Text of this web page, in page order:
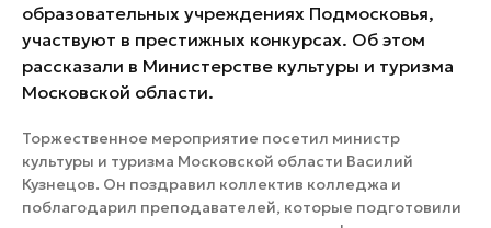
образовательных учреждениях Подмосковья,
участвуют в престижных конкурсах. Об этом
рассказали в Министерстве культуры и туризма
Московской области.
Торжественное мероприятие посетил министр
культуры и туризма Московской области Василий
Кузнецов. Он поздравил коллектив колледжа и
поблагодарил преподавателей, которые подготовили